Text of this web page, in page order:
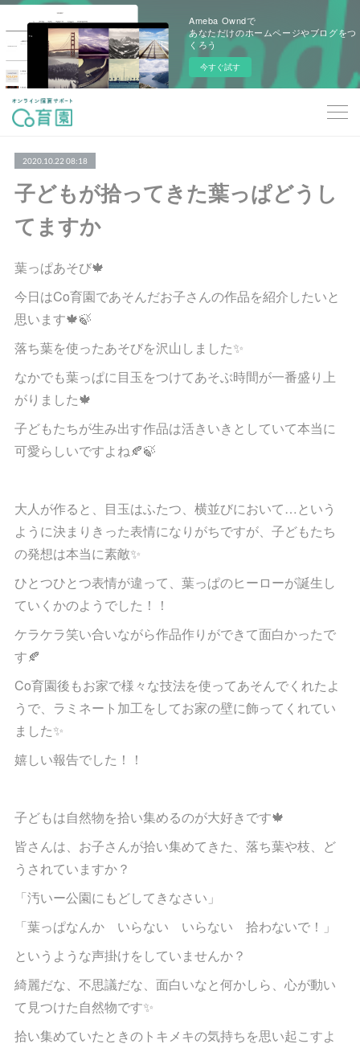
Ameba Owndで
あなただけのホームページやブログをつ
くろう
今すぐ試す
2020.10.22 08:18
子どもが拾ってきた葉っぱどうし
てますか
葉っぱあそび🍁
今日はCo育園であそんだお子さんの作品を紹介したいと
思います🍁🍃
落ち葉を使ったあそびを沢山しました✨
なかでも葉っぱに目玉をつけてあそぶ時間が一番盛り上
がりました🍁
子どもたちが生み出す作品は活きいきとしていて本当に
可愛らしいですよね🍂🍃
大人が作ると、目玉はふたつ、横並びにおいて…という
ように決まりきった表情になりがちですが、子どもたち
の発想は本当に素敵✨
ひとつひとつ表情が違って、葉っぱのヒーローが誕生し
ていくかのようでした！！
ケラケラ笑い合いながら作品作りができて面白かったで
す🍂
Co育園後もお家で様々な技法を使ってあそんでくれたよ
うで、ラミネート加工をしてお家の壁に飾ってくれてい
ました✨
嬉しい報告でした！！
子どもは自然物を拾い集めるのが大好きです🍁
皆さんは、お子さんが拾い集めてきた、落ち葉や枝、ど
うされていますか？
「汚いー公園にもどしてきなさい」
「葉っぱなんか いらない いらない 拾わないで！」
というような声掛けをしていませんか？
綺麗だな、不思議だな、面白いなと何かしら、心が動い
て見つけた自然物です✨
拾い集めていたときのトキメキの気持ちを思い起こすよ